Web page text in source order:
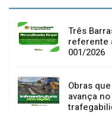
Três
referente
001/2026
Obras
avança